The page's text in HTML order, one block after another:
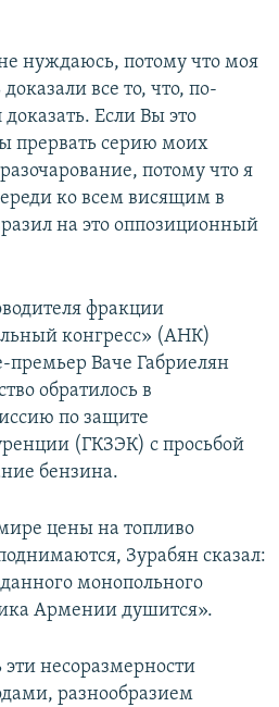
нуждаюсь, потому что моя
все то, что, по-
Если Вы это
прервать серию моих
потому что я
ко всем висящим в
на это оппозиционный
фракции
конгресс» (АНК)
премьер Ваче Габриелян
обратилось в
по защите
(ГКЗЭК) с просьбой
бензина.
цены на топливо
Зурабян сказал:
монопольного
Армении душится».
несоразмерности
разнообразием